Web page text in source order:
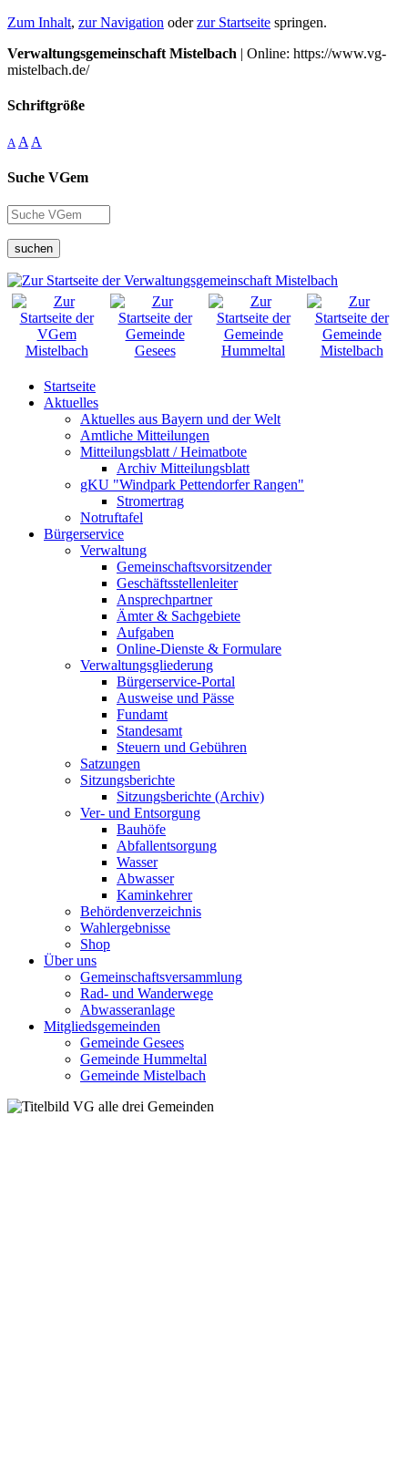
Zum Inhalt, zur Navigation oderzur Startseite springen.
Verwaltungsgemeinschaft Mistelbach | Online: https://www.vg-
mistelbach.de/
Schriftgröße
A A A
Suche VGem
suchen
Startseite
Aktuelles
Aktuelles aus Bayern und der Welt
Amtliche Mitteilungen
Mitteilungsblatt / Heimatbote
Archiv Mitteilungsblatt
gKU "Windpark Pettendorfer Rangen"
Stromertrag
Notruftafel
Bürgerservice
Verwaltung
Gemeinschaftsvorsitzender
Geschäftsstellenleiter
Ansprechpartner
Ämter & Sachgebiete
Aufgaben
Online-Dienste & Formulare
Verwaltungsgliederung
Bürgerservice-Portal
Ausweise und Pässe
Fundamt
Standesamt
Steuern und Gebühren
Satzungen
Sitzungsberichte
Sitzungsberichte (Archiv)
Ver- und Entsorgung
Bauhöfe
Abfallentsorgung
Wasser
Abwasser
Kaminkehrer
Behördenverzeichnis
Wahlergebnisse
Shop
Über uns
Gemeinschaftsversammlung
Rad- und Wanderwege
Abwasseranlage
Mitgliedsgemeinden
Gemeinde Gesees
Gemeinde Hummeltal
Gemeinde Mistelbach